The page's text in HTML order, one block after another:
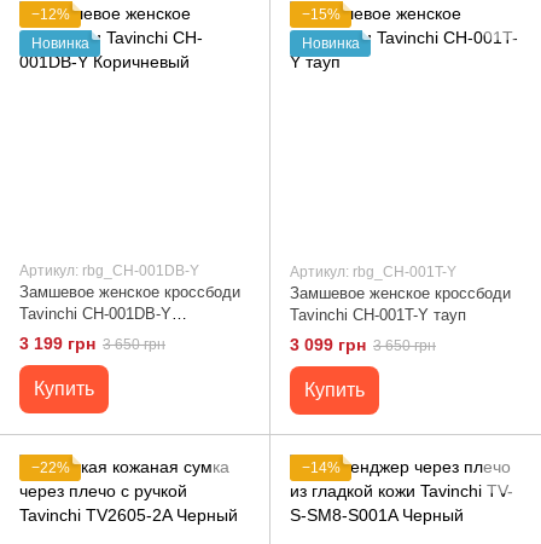
−12%
Новинка
Артикул: rbg_CH-001DB-Y
Замшевое женское кроссбоди
Tavinchi CH-001DB-Y
Коричневый
3 199 грн 3 650 грн
Купить
−15%
Новинка
Артикул: rbg_CH-001T-Y
Замшевое женское кроссбоди
Tavinchi CH-001T-Y тауп
3 099 грн 3 650 грн
Купить
−22% −14%